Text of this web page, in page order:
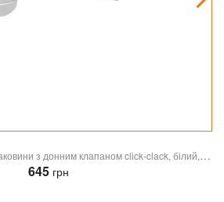
DEV002786 Сифон для раковини з донним клапаном click-clack, білий, накладка хром, випуск d32 (1 сорт)
645 грн